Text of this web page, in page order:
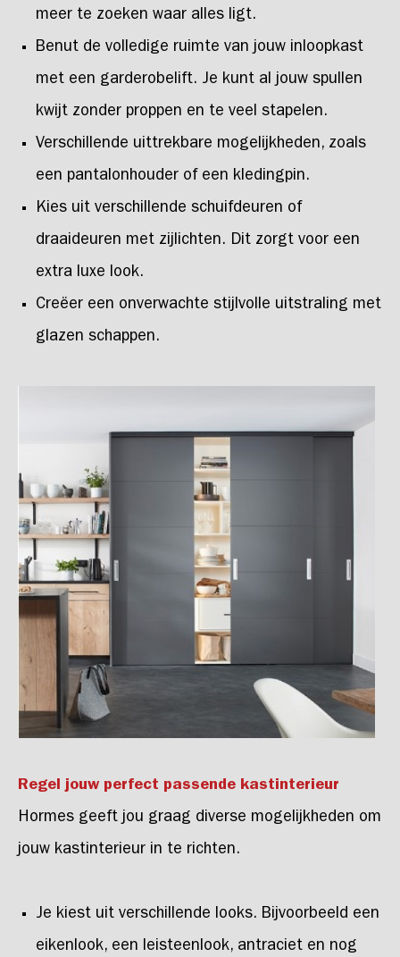
meer te zoeken waar alles ligt.
Benut de volledige ruimte van jouw inloopkast
met een garderobelift. Je kunt al jouw spullen
kwijt zonder proppen en te veel stapelen.
Verschillende uittrekbare mogelijkheden, zoals
een pantalonhouder of een kledingpin.
Kies uit verschillende schuifdeuren of
draaideuren met zijlichten. Dit zorgt voor een
extra luxe look.
Creëer een onverwachte stijlvolle uitstraling met
glazen schappen.
Regel jouw perfect passende kastinterieur
Hormes geeft jou graag diverse mogelijkheden om
jouw kastinterieur in te richten.
Je kiest uit verschillende looks. Bijvoorbeeld een
eikenlook, een leisteenlook, antraciet en nog